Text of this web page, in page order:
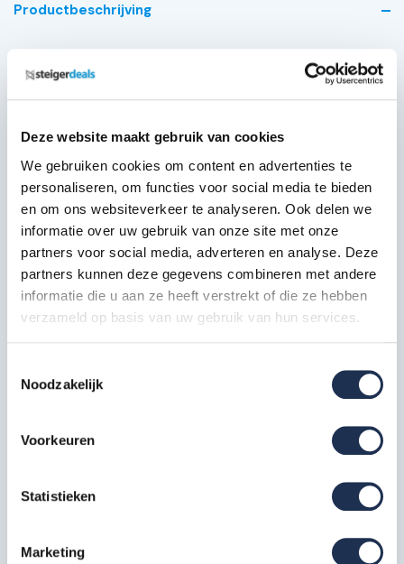
Deze website maakt gebruik van cookies
We gebruiken cookies om content en advertenties te
personaliseren, om functies voor social media te bieden
en om ons websiteverkeer te analyseren. Ook delen we
informatie over uw gebruik van onze site met onze
partners voor social media, adverteren en analyse. Deze
partners kunnen deze gegevens combineren met andere
informatie die u aan ze heeft verstrekt of die ze hebben
verzameld op basis van uw gebruik van hun services.
Noodzakelijk
Voorkeuren
Statistieken
Marketing
Productbeschrijving
ontworpen als ankerpunt op een frame waaraan een
Voldoet aan de EN 795 B-2012 norm en
CENTS16415/2013
Optioneel: beschermhoes voor de ankerstrop om
slijtage tegen te gaan
De AS30S uitvoering mag gestropt worden
Verkrijgbaar in de volgende lengtes: 0,6 / 1,0 1,5 en 2,0
meter
Artikelcode
Kwaliteit keurmerken, certificering en